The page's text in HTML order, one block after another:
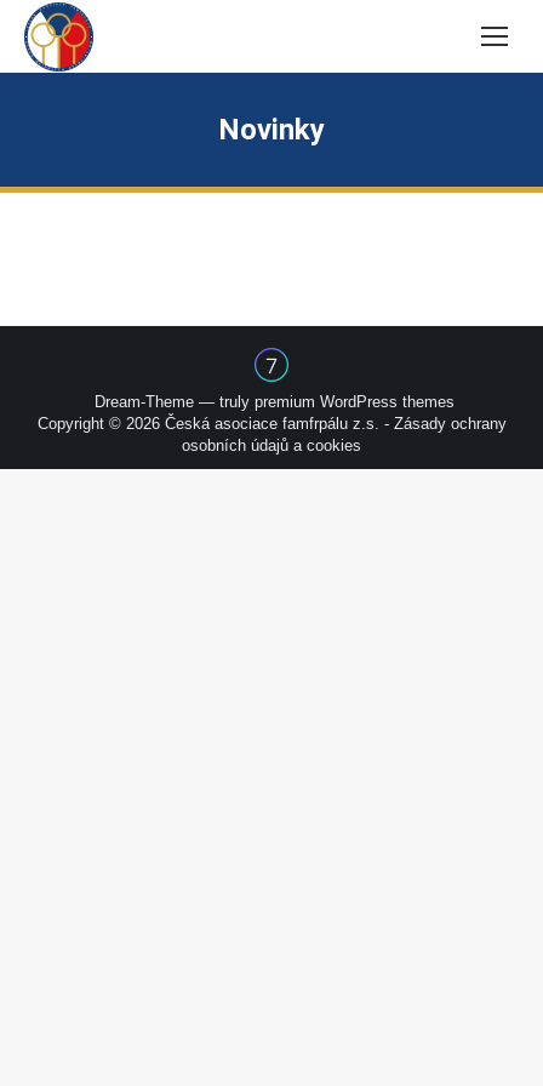
Novinky
Dream-Theme — truly premium WordPress themes
Copyright © 2026 Česká asociace famfrpálu z.s. - Zásady ochrany
osobních údajů a cookies